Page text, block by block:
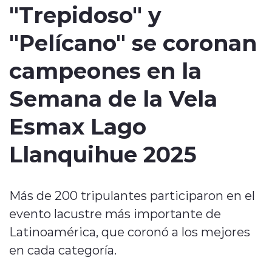
Tendencias
Entrevistas
Quienes Somos
modo claro
"Trepidoso" y
"Pelícano" se coronan
campeones en la
Semana de la Vela
Esmax Lago
Llanquihue 2025
Más de 200 tripulantes participaron en el
evento lacustre más importante de
Latinoamérica, que coronó a los mejores
en cada categoría.